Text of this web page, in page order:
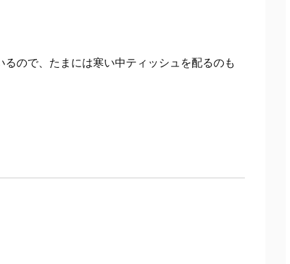
ので、たまには寒い中ティッシュを配るのも